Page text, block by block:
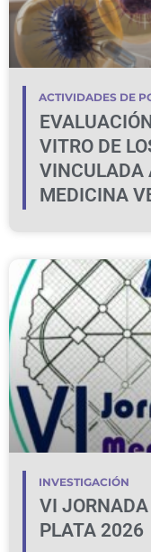
ACTIVIDADES DE
VITRO DE
VINCULADA
MEDICINA
INVESTIGACIÓN
VI
PLATA 2026